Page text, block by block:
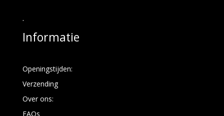
.
Informatie
Openingstijden:
Verzending
Over ons:
FAQs